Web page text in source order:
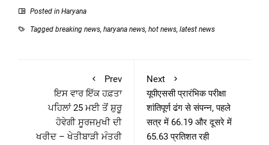
Posted in Haryana
Tagged breaking news, haryana news, hot news, latest news
Prev
ਇਸ ਵਾਰ ਇੱਕ ਹਫ਼ਤਾ
ਪਹਿਲਾਂ 25 ਮਈ ਤੋਂ ਸ਼ੁਰੂ
ਹੋਵੇਗੀ ਸੂਰਜਮੁਖੀ ਦੀ
ਖਰੀਦ – ਖੇਤੀਬਾੜੀ ਮੰਤਰੀ
Next
यूपीएससी प्रारंभिक परीक्षा
शांतिपूर्ण ढंग से संपन्न, पहले
सत्र में 66.19 और दूसरे में
65.63 प्रतिशत रही